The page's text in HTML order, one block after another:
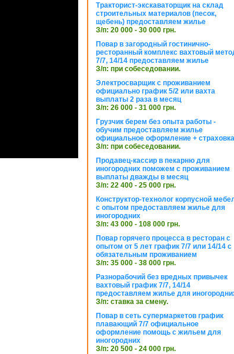
Тракторист-экскаваторщик на склад
строительных материалов (песок,
щебень) предоставляем жилье
З/п: 20 000 - 30 000 грн.
Повар в загородный гостинично-
ресторанный комплекс вахтовый
7/7, 14/14 предоставляем жилье
З/п: при собеседовании.
Электросварщик с проживанием
официально график 5/2 или вахта
выплаты 2 раза в месяц
З/п: 26 000 - 31 000 грн.
Грузчик берем без опыта работы -
обучим предоставляем жилье
официальное оформление + страховка
З/п: при собеседовании.
Продавец-кассир в пекарню для
иногородних поможем с проживанием
выплаты дважды в месяц
З/п: 22 400 - 25 000 грн.
Конструктор-технолог корпусной
с опытом предоставляем жилье для
иногородних
З/п: 43 000 - 108 000 грн.
Повар горячего процесса в ресторан с
опытом от 5 лет график 7/7 или 14/14 с
обязательным проживанием
З/п: 35 000 - 38 000 грн.
Разнорабочий без вредных привычек
вахтовый график 7/7, 14/14
предоставляем жилье для
З/п: ставка за смену.
Повар в сеть супермаркетов график
плавающий 7/7 официальное
оформление помощь с жильем для
иногородних
З/п: 20 500 - 24 000 грн.